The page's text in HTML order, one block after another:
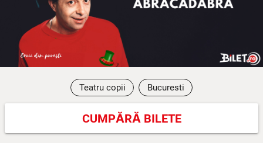
Teatru copii Bucuresti
CUMPĂRĂ BILETE